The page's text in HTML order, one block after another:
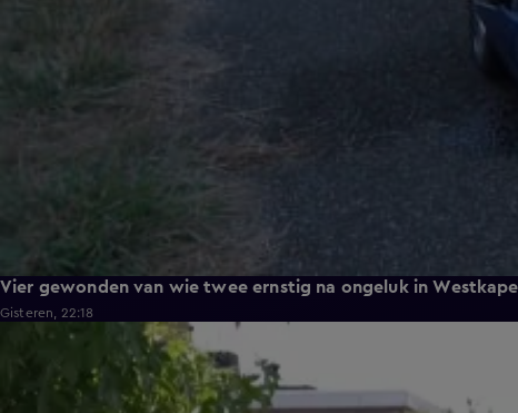
Vier gewonden van wie twee ernstig na ongeluk in
Gisteren, 22:18